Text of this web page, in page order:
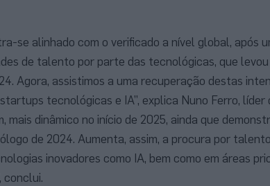
se alinhado com o verificado a nível global, após
de talento por parte das tecnológicas, que levou
Agora, assistimos a uma recuperação destas
tecnológicas e IA”, explica Nuno Ferro, líder
mais dinâmico no início de 2025, ainda que
de 2024. Aumenta, assim, a procura por talento
inovadores como IA, bem como em áreas
conclui.